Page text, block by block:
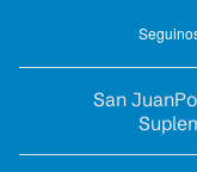
San Juan